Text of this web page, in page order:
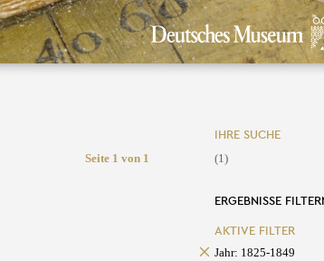
Seite 1 von 1
IHRE SUCHE
(1)
ERGEBNISSE
AKTIVE FILTER
Jahr: 1825-1849